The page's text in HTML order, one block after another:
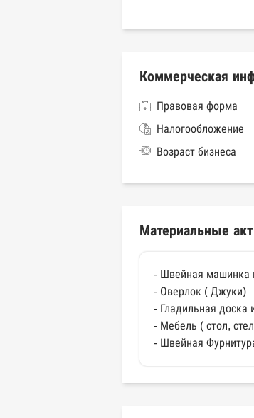
Коммерческая
Правовая форма
Налогообложение
Возраст бизнеса
Материальные
- Швейная машинка
- Оверлок ( Джуки)
- Гладильная доска
- Мебель ( стол,
- Швейная